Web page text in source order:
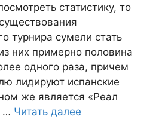
статистику, то
турнира сумели стать
них примерно половина
одного раза, причем
лидируют испанские
же является «Реал
… Читать далее